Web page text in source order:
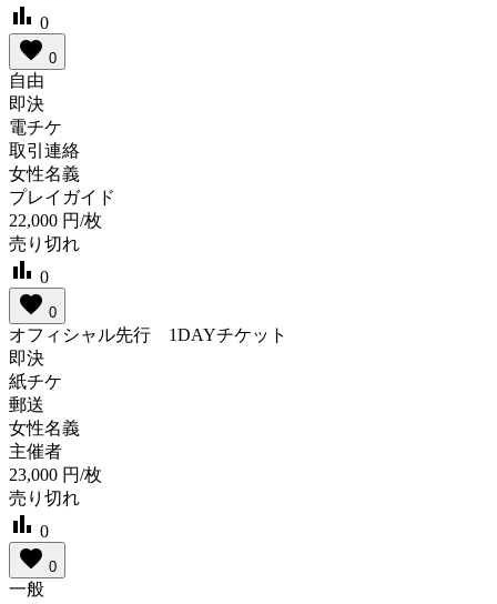
bar_chart 0
favorite 0
自由
即決
電チケ
取引連絡
女性名義
プレイガイド
22,000 円/枚
売り切れ
bar_chart 0
favorite 0
オフィシャル先行 1DAYチケット
即決
紙チケ
郵送
女性名義
主催者
23,000 円/枚
売り切れ
bar_chart 0
favorite 0
一般